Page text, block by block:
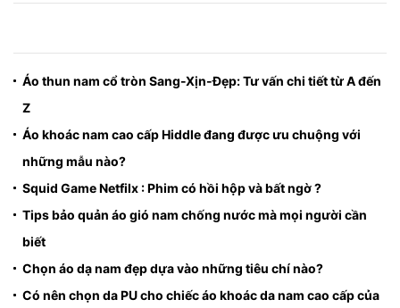
Áo thun nam cổ tròn Sang-Xịn-Đẹp: Tư vấn chi tiết từ A đến
Z
Áo khoác nam cao cấp Hiddle đang được ưu chuộng với
những mẫu nào?
Squid Game Netfilx : Phim có hồi hộp và bất ngờ ?
Tips bảo quản áo gió nam chống nước mà mọi người cần
biết
Chọn áo dạ nam đẹp dựa vào những tiêu chí nào?
Có nên chọn da PU cho chiếc áo khoác da nam cao cấp của